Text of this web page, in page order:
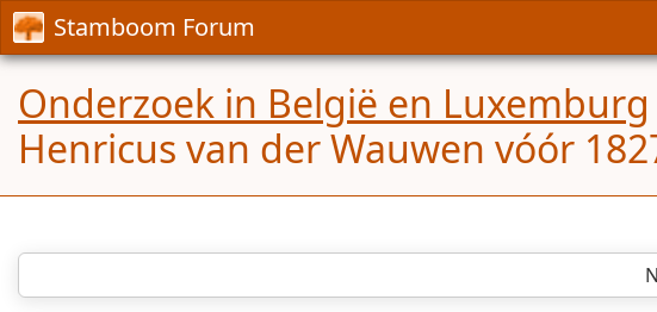
Stamboom Forum
Onderzoek in België en Luxemburg
Henricus van der Wauwen vóór